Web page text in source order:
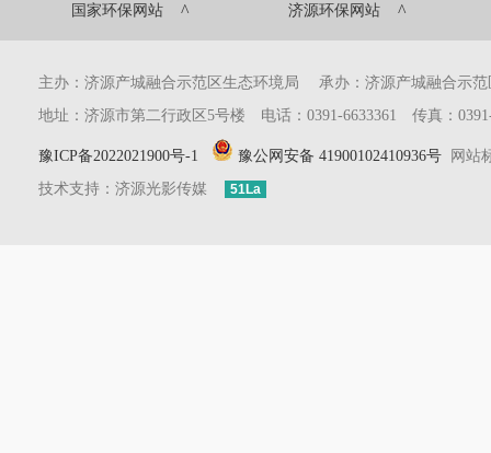
国家环保网站 ^ 济源环保网站 ^
主办：济源产城融合示范区生态环境局 承办：济源产城融合
地址：济源市第二行政区5号楼 电话：0391-6633361 传真：
豫ICP备2022021900号-1 豫公网安备 41900102410936号 网站
技术支持：济源光影传媒
51La